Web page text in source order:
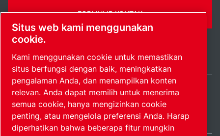
FORMULIR KONTAK
Peta situsKelola preferensi© 2026 Hak Cipta.
Indonesia / IN
Situs web kami menggunakan
cookie.
Kami menggunakan cookie untuk memastikan
situs berfungsi dengan baik, meningkatkan
pengalaman Anda, dan menampilkan konten
relevan. Anda dapat memilih untuk menerima
semua cookie, hanya mengizinkan cookie
penting, atau mengelola preferensi Anda. Harap
diperhatikan bahwa beberapa fitur mungkin